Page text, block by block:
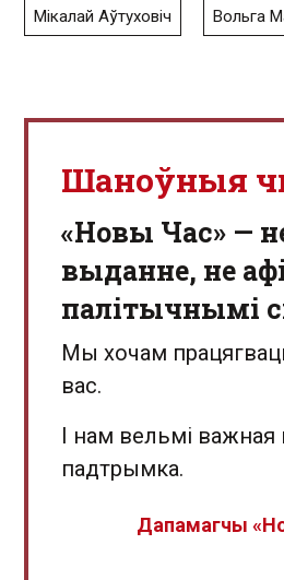
Мікалай Аўтуховіч Вольга
Шаноўныя
«Новы Час» —
выданне, не
палітычнымі
Мы хочам
вас.
І нам вельмі
падтрымка.
Дапамагчы